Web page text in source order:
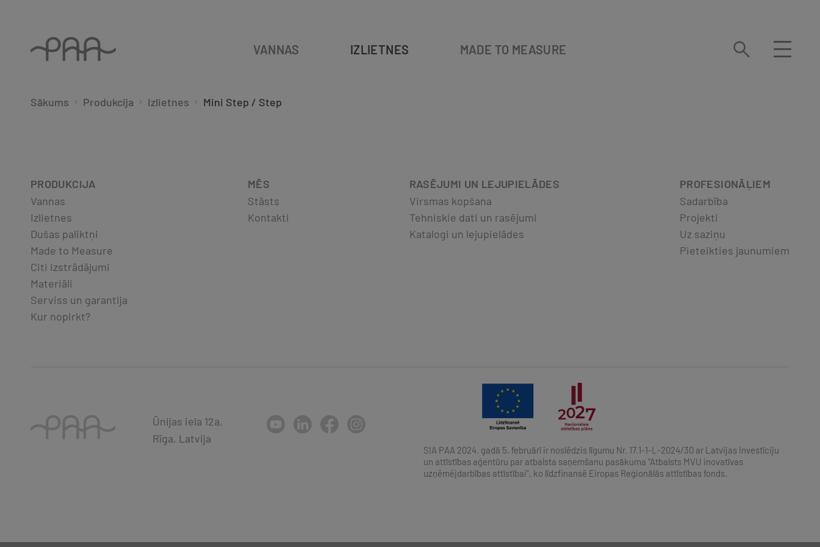
VANNAS IZLIETNES MADE TO MEASURE
Sākums Produkcija Izlietnes Mini Step / Step
PRODUKCIJA
Vannas
Izlietnes
Dušas paliktņi
Made to Measure
Citi izstrādājumi
Materiāli
Serviss un garantija
Kur nopirkt?
MĒS
Stāsts
Kontakti
RASĒJUMI UN LEJUPIELĀDES
Virsmas kopšana
Tehniskie dati un rasējumi
Katalogi un lejupielādes
PROFESIONĀĻIEM
Sadarbība
Projekti
Uz saziņu
Pieteikties jaunumiem
Ūnijas iela 12a,
Rīga, Latvija
SIA PAA 2024. gadā 5. februārī ir noslēdzis līgumu Nr. 17.1-1-L-2024/30 ar Latvijas Investīciju
un attīstības aģentūru par atbalsta saņemšanu pasākuma “Atbalsts MVU inovatīvas
uzņēmējdarbības attīstībai”, ko līdzfinansē Eiropas Reģionālās attīstības fonds.